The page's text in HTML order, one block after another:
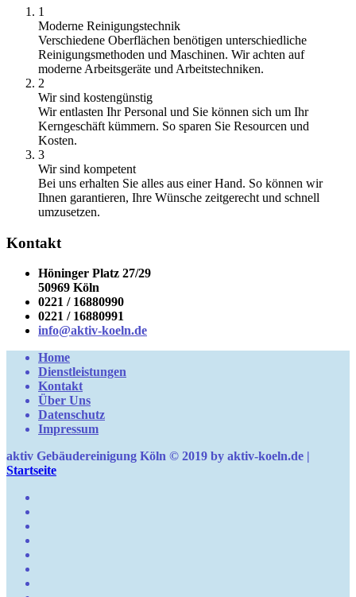
1
Moderne Reinigungstechnik
Verschiedene Oberflächen benötigen unterschiedliche
Reinigungsmethoden und Maschinen. Wir achten auf
moderne Arbeitsgeräte und Arbeitstechniken.
2
Wir sind kostengünstig
Wir entlasten Ihr Personal und Sie können sich um Ihr
Kerngeschäft kümmern. So sparen Sie Resourcen und
Kosten.
3
Wir sind kompetent
Bei uns erhalten Sie alles aus einer Hand. So können wir
Ihnen garantieren, Ihre Wünsche zeitgerecht und schnell
umzusetzen.
Kontakt
Höninger Platz 27/29
50969 Köln
0221 / 16880990
0221 / 16880991
info@aktiv-koeln.de
Home
Dienstleistungen
Kontakt
Über Uns
Datenschutz
Impressum
aktiv Gebäudereinigung Köln © 2019 by aktiv-koeln.de |
Startseite